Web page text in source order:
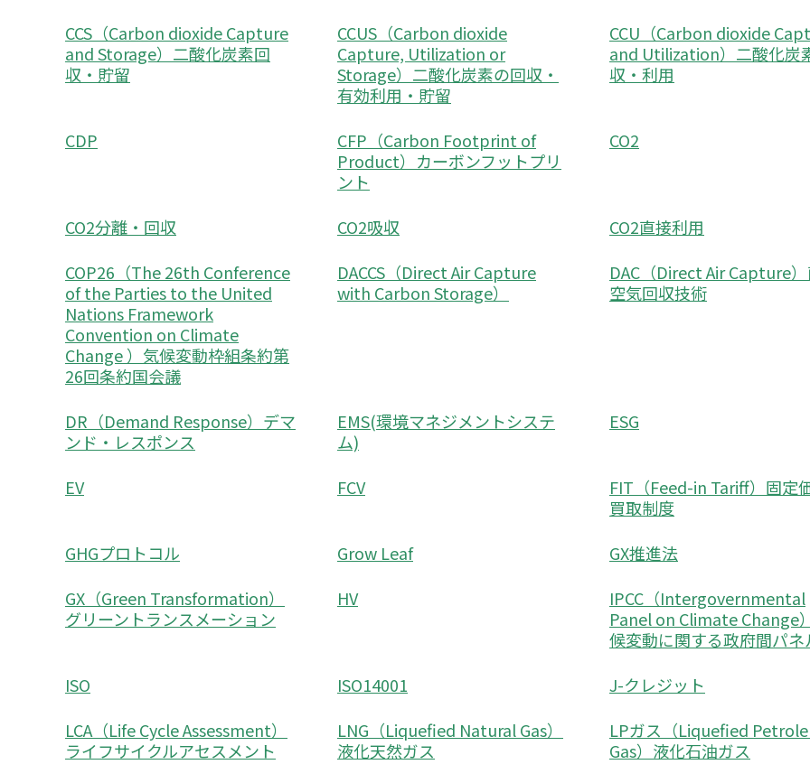
CCS（Carbon dioxide Capture
and Storage）二酸化炭素回
収・貯留
CCUS（Carbon dioxide
Capture, Utilization or
Storage）二酸化炭素の回収・
有効利用・貯留
CCU（Carbon dioxide
and Utilization）二酸化炭
収・利用
CDP
CFP（Carbon Footprint of
Product）カーボンフットプリ
ント
CO2
CO2分離・回収 CO2吸収
CO2直接利用
COP26（The 26th Conference
of the Parties to the United
Nations Framework
Convention on Climate
Change ）気候変動枠組条約第
26回条約国会議
DACCS（Direct Air Capture
with Carbon Storage）
DAC（Direct Air Capture
空気回収技術
DR（Demand Response）デマ
ンド・レスポンス
EMS(環境マネジメントシステ
ム)
ESG
EV FCV
FIT（Feed-in Tariff）固定
買取制度
GHGプロトコル
Grow Leaf
GX推進法
GX（Green Transformation）
グリーントランスメーション
HV
IPCC（Intergovernmental
Panel on Climate Change
候変動に関する政府間パネ
ISO
ISO14001
J-クレジット
LCA（Life Cycle Assessment）
ライフサイクルアセスメント
LNG（Liquefied Natural Gas）
液化天然ガス
LPガス（Liquefied
Gas）液化石油ガス